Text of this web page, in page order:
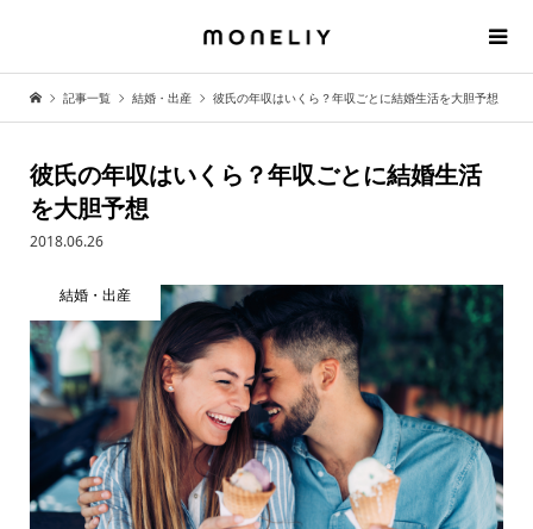
記事一覧 結婚・出産 彼氏の年収はいくら？年収ごとに結婚生活を大胆予想
彼氏の年収はいくら？年収ごとに結婚生活
を大胆予想
2018.06.26
結婚・出産